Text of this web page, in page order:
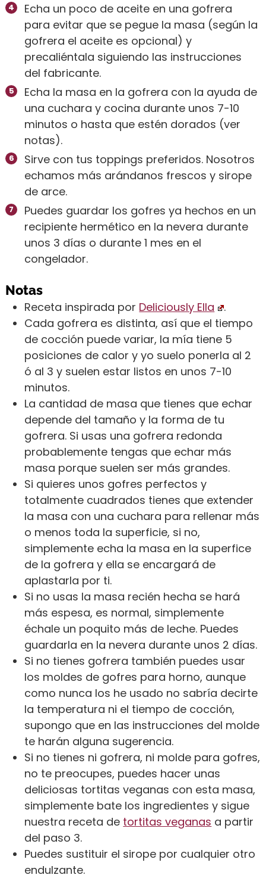
Echa un poco de aceite en una gofrera
para evitar que se pegue la masa (según la
gofrera el aceite es opcional) y
precaliéntala siguiendo las instrucciones
del fabricante.
Echa la masa en la gofrera con la ayuda de
una cuchara y cocina durante unos 7-10
minutos o hasta que estén dorados (ver
notas).
Sirve con tus toppings preferidos. Nosotros
echamos más arándanos frescos y sirope
de arce.
Puedes guardar los gofres ya hechos en un
recipiente hermético en la nevera durante
unos 3 días o durante 1 mes en el
congelador.
Notas
Receta inspirada por Deliciously Ella
.
Cada gofrera es distinta, así que el tiempo
de cocción puede variar, la mía tiene 5
posiciones de calor y yo suelo ponerla al 2
ó al 3 y suelen estar listos en unos 7-10
minutos.
La cantidad de masa que tienes que echar
depende del tamaño y la forma de tu
gofrera. Si usas una gofrera redonda
probablemente tengas que echar más
masa porque suelen ser más grandes.
Si quieres unos gofres perfectos y
totalmente cuadrados tienes que extender
la masa con una cuchara para rellenar más
o menos toda la superficie, si no,
simplemente echa la masa en la superfice
de la gofrera y ella se encargará de
aplastarla por ti.
Si no usas la masa recién hecha se hará
más espesa, es normal, simplemente
échale un poquito más de leche. Puedes
guardarla en la nevera durante unos 2 días.
Si no tienes gofrera también puedes usar
los moldes de gofres para horno, aunque
como nunca los he usado no sabría decirte
la temperatura ni el tiempo de cocción,
supongo que en las instrucciones del molde
te harán alguna sugerencia.
Si no tienes ni gofrera, ni molde para gofres,
no te preocupes, puedes hacer unas
deliciosas tortitas veganas con esta masa,
simplemente bate los ingredientes y sigue
nuestra receta de tortitas veganas a partir
del paso 3.
Puedes sustituir el sirope por cualquier otro
endulzante.